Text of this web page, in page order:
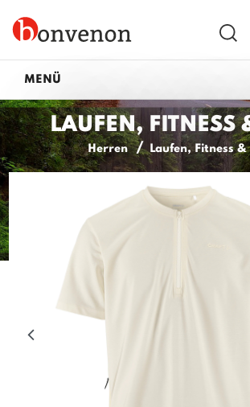
MENÜ
LAUFEN, FITNESS
Herren Laufen, Fitness &